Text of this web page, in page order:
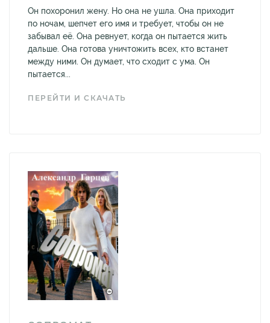
Он похоронил жену. Но она не ушла. Она приходит
по ночам, шепчет его имя и требует, чтобы он не
забывал её. Она ревнует, когда он пытается жить
дальше. Она готова уничтожить всех, кто встанет
между ними. Он думает, что сходит с ума. Он
пытается...
ПЕРЕЙТИ И СКАЧАТЬ